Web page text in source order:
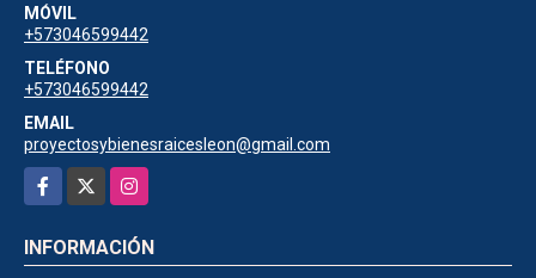
MÓVIL
+573046599442
TELÉFONO
+573046599442
EMAIL
proyectosybienesraicesleon@gmail.com
Facebook
Instagram
INFORMACIÓN